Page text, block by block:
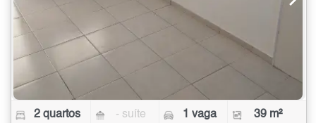
2 quartos - suíte 1 vaga 39 m²